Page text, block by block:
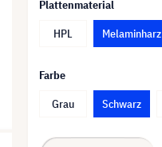
Plattenmaterial
HPL
Melaminharz
Farbe
Grau
Schwarz